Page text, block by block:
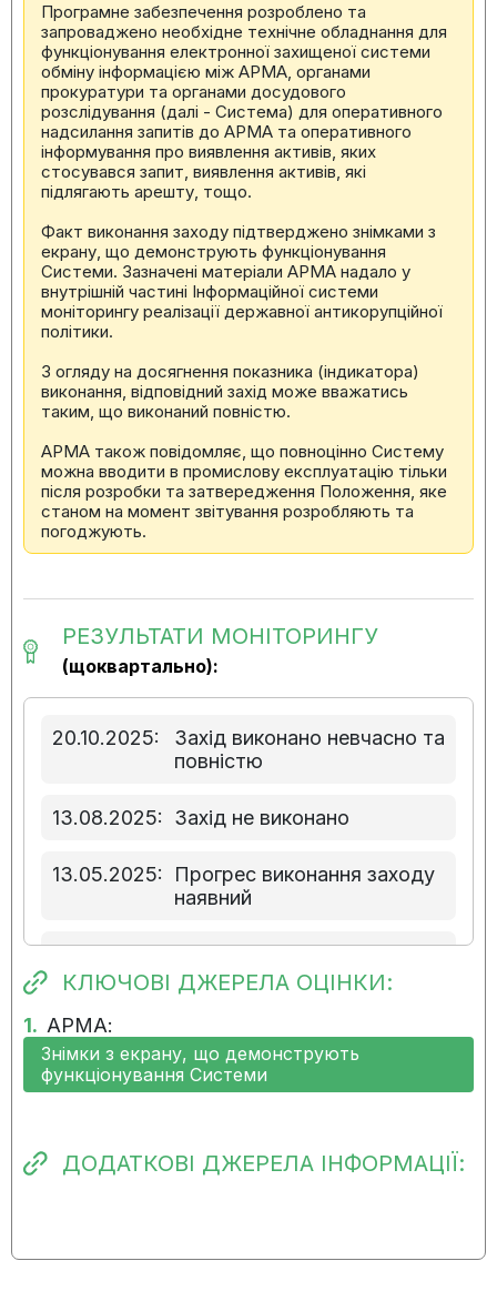
Програмне забезпечення розроблено та
запроваджено необхідне технічне обладнання для
функціонування електронної захищеної системи
обміну інформацією між АРМА, органами
прокуратури та органами досудового
розслідування (далі - Система) для оперативного
надсилання запитів до АРМА та оперативного
інформування про виявлення активів, яких
стосувався запит, виявлення активів, які
підлягають арешту, тощо.
Факт виконання заходу підтверджено знімками з
екрану, що демонструють функціонування
Системи. Зазначені матеріали АРМА надало у
внутрішній частині Інформаційної системи
моніторингу реалізації державної антикорупційної
політики.
З огляду на досягнення показника (індикатора)
виконання, відповідний захід може вважатись
таким, що виконаний повністю.
АРМА також повідомляє, що повноцінно Систему
можна вводити в промислову експлуатацію тільки
після розробки та затвередження Положення, яке
станом на момент звітування розробляють та
погоджують.
РЕЗУЛЬТАТИ МОНІТОРИНГУ
(щоквартально):
20.10.2025:
Захід виконано невчасно та
повністю
13.08.2025: Захід не виконано
13.05.2025:
Прогрес виконання заходу
наявний
розпочато вчасно
КЛЮЧОВІ ДЖЕРЕЛА ОЦІНКИ:
1. АРМА:
Знімки з екрану, що демонструють
функціонування Системи
ДОДАТКОВІ ДЖЕРЕЛА ІНФОРМАЦІЇ: